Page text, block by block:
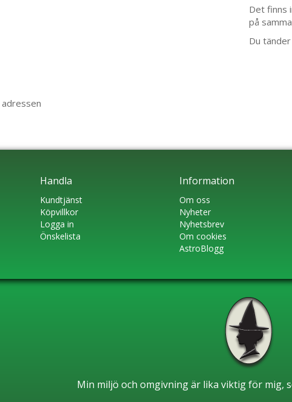
Det finns
på
Du
Handla
Kundtjänst
Köpvillkor
Logga in
Önskelista
Information
Om oss
Nyheter
Nyhetsbrev
Om cookies
AstroBlogg
Min miljö och omgivning är lika viktig för mig,